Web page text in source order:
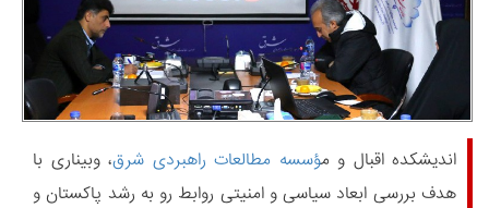
اندیشکده اقبال و مؤسسه مطالعات راهبردی شرق، وبیناری با
هدف بررسی ابعاد سیاسی و امنیتی روابط رو به رشد پاکستان و